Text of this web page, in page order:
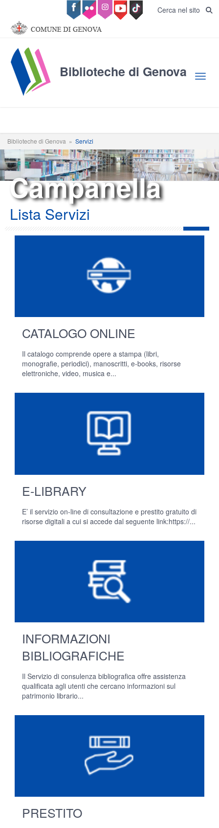
Salta al contenuto principale Cerca nel sito
Biblioteche di Genova
Biblioteche di Genova » Servizi
Campanella
Lista Servizi
CATALOGO ONLINE
Il catalogo comprende opere a stampa (libri,
monografie, periodici), manoscritti, e-books, risorse
elettroniche, video, musica e...
E-LIBRARY
E’ il servizio on-line di consultazione e prestito gratuito di
risorse digitali a cui si accede dal seguente link:https://...
INFORMAZIONI
BIBLIOGRAFICHE
Il Servizio di consulenza bibliografica offre assistenza
qualificata agli utenti che cercano informazioni sul
patrimonio librario...
PRESTITO